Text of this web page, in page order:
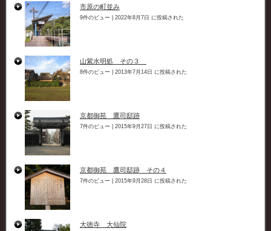
市原の町並み
9件のビュー 2022年8月7日 に投稿された
山紫水明処 その３
8件のビュー 2013年7月14日 に投稿された
京都御苑 鷹司邸跡
7件のビュー 2015年9月27日 に投稿された
京都御苑 鷹司邸跡 その４
7件のビュー 2015年9月28日 に投稿された
大徳寺 大仙院